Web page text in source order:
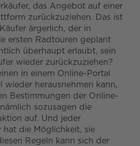
das Angebot auf einer
zurückzuziehen. Das ist
ärgerlich, der in
ersten Radtouren geplant
überhaupt erlaubt, sein
wieder zurückzuziehen?
in einem Online-Portal
wieder herausnehmen kann,
Bestimmungen der Online-
sozusagen die
auf. Und jeder
die Möglichkeit, sie
Regeln kann sich der